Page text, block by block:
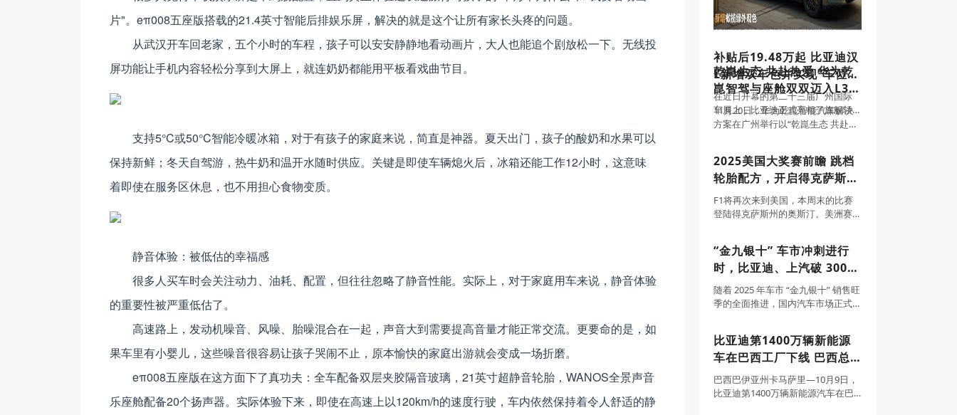
片"。eπ008五座版搭载的21.4英寸智能后排娱乐屏，解决的就是这个让所有家长头疼的问题。
从武汉开车回老家，五个小时的车程，孩子可以安安静静地看动画片，大人也能追个剧放松一下。无线投
屏功能让手机内容轻松分享到大屏上，就连奶奶都能用平板看戏曲节目。
支持5°C或50°C智能冷暖冰箱，对于有孩子的家庭来说，简直是神器。夏天出门，孩子的酸奶和水果可以
保持新鲜；冬天自驾游，热牛奶和温开水随时供应。关键是即使车辆熄火后，冰箱还能工作12小时，这意味
着即使在服务区休息，也不用担心食物变质。
静音体验：被低估的幸福感
很多人买车时会关注动力、油耗、配置，但往往忽略了静音性能。实际上，对于家庭用车来说，静音体验
的重要性被严重低估了。
高速路上，发动机噪音、风噪、胎噪混合在一起，声音大到需要提高音量才能正常交流。更要命的是，如
果车里有小婴儿，这些噪音很容易让孩子哭闹不止，原本愉快的家庭出游就会变成一场折磨。
eπ008五座版在这方面下了真功夫：全车配备双层夹胶隔音玻璃，21英寸超静音轮胎，WANOS全景声音
乐座舱配备20个扬声器。实际体验下来，即使在高速上以120km/h的速度行驶，车内依然保持着令人舒适的静
补贴后19.48万起 比亚迪汉
L新增双车色并实现“车位到
车位”领航辅助
在近日开幕的第二十三届广州国际
车展上，比亚迪正式亮相了旗舰轿
车汉L的全新车色，并宣布推出包含
后售价20.48万-26.48万元；
乾崑生态 共赴热爱 华为乾
崑智驾与座舱双双迈入L3时
代
11月20日，华为乾崑智能汽车解决
方案在广州举行以“乾崑生态 共赴热
高速L3内测，并将与生态伙伴协作
展开停车缴费、自动充电、洗车养
2025美国大奖赛前瞻 跳档
轮胎配方，开启得克萨斯州
牛仔之旅
F1将再次来到美国，本周末的比赛
登陆得克萨斯州的奥斯汀。美洲赛
胎特别之处是硬胎和中性胎、软胎
之间有跳档。这将成为一次有趣的
“金九银十” 车市冲刺进行
时，比亚迪、上汽破 300
万辆 最新销量目标完成率
超71%领跑行业
随着 2025 年车市 “金九银十” 销售旺
季的全面推进，国内汽车市场正式
示，今年前三季度中国汽车行业整
体延续稳中向好态势，新能源汽车
比亚迪第1400万辆新能源
车在巴西工厂下线 巴西总
统卢拉成为车主
巴西巴伊亚州卡马萨里—10月9日，
比亚迪第1400万辆新能源汽车在巴